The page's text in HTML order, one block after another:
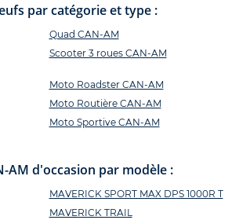
par catégorie et type :
Quad CAN-AM
Scooter 3 roues CAN-AM
Moto Roadster CAN-AM
Moto Routière CAN-AM
Moto Sportive CAN-AM
AM d'occasion par modèle :
MAVERICK SPORT MAX DPS 1000R T
MAVERICK TRAIL